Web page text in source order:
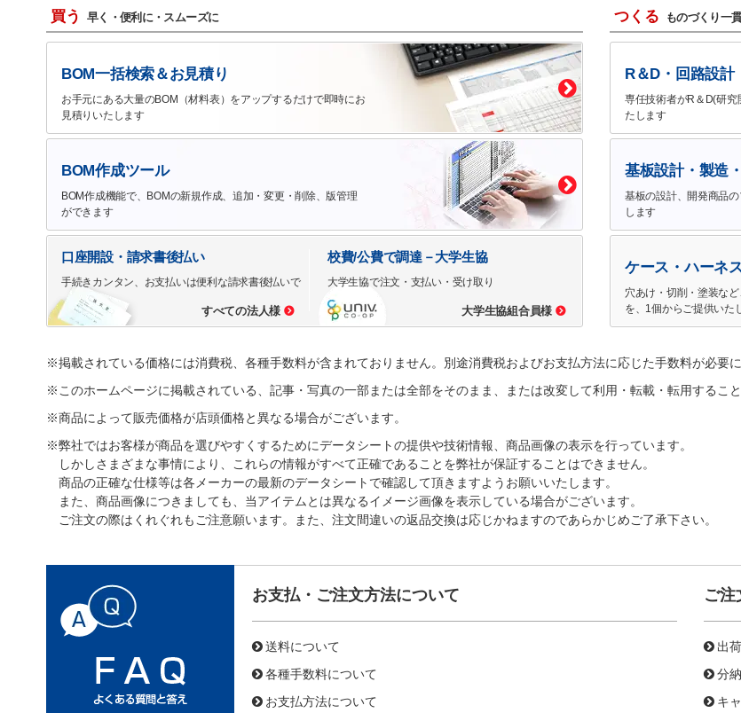
買う 早く・便利に・スムーズに
BOM一括検索＆お見積り
お手元にある大量のBOM（材料表）をアップするだけで即時にお
見積りいたします
BOM作成ツール
BOM作成機能で、BOMの新規作成、追加・変更・削除、版管理
ができます
口座開設・請求書後払い
手続きカンタン、お支払いは便利な請求書後払いで
すべての法人様
校費/公費で調達－大学生協
大学生協で注文・支払い・受け取り
大学生協組合員様
つくる ものづくり一
R＆D・回路設計
専任技術者がR＆D(研
たします
基板設計・製造
基板の設計、開発商品
します
ケース・ハーネ
穴あけ・切削・塗装な
を、1個からご提供いた
※掲載されている価格には消費税、各種手数料が含まれておりません。別途消費税およびお支払方法に応じた手数料が必要に
※このホームページに掲載されている、記事・写真の一部または全部をそのまま、または改変して利用・転載・転用すること
※商品によって販売価格が店頭価格と異なる場合がございます。
※弊社ではお客様が商品を選びやすくするためにデータシートの提供や技術情報、商品画像の表示を行っています。
しかしさまざまな事情により、これらの情報がすべて正確であることを弊社が保証することはできません。
商品の正確な仕様等は各メーカーの最新のデータシートで確認して頂きますようお願いいたします。
また、商品画像につきましても、当アイテムとは異なるイメージ画像を表示している場合がございます。
ご注文の際はくれぐれもご注意願います。また、注文間違いの返品交換は応じかねますのであらかじめご了承下さい。
お支払・ご注文方法について
送料について
各種手数料について
お支払方法について
ご注
出
分
キ